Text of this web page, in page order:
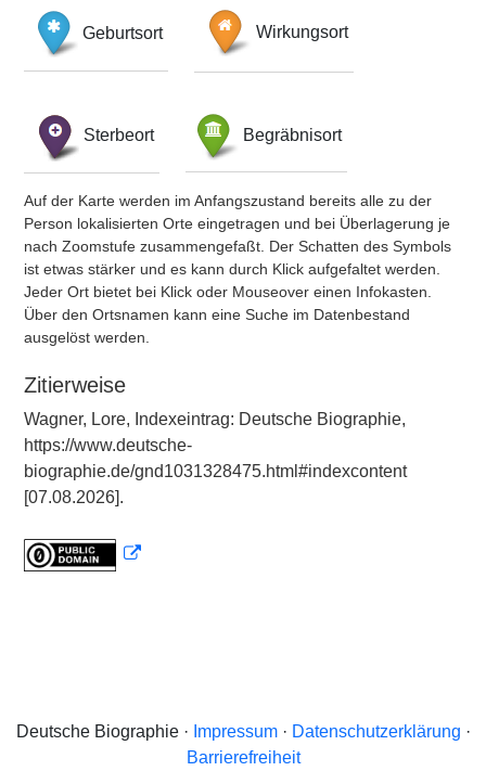
Geburtsort Wirkungsort
Sterbeort Begräbnisort
Auf der Karte werden im Anfangszustand bereits alle zu der
Person lokalisierten Orte eingetragen und bei Überlagerung je
nach Zoomstufe zusammengefaßt. Der Schatten des Symbols
ist etwas stärker und es kann durch Klick aufgefaltet werden.
Jeder Ort bietet bei Klick oder Mouseover einen Infokasten.
Über den Ortsnamen kann eine Suche im Datenbestand
ausgelöst werden.
Zitierweise
Wagner, Lore, Indexeintrag: Deutsche Biographie,
https://www.deutsche-
biographie.de/gnd1031328475.html#indexcontent
[07.08.2026].
Deutsche Biographie · Impressum· Datenschutzerklärung ·
Barrierefreiheit